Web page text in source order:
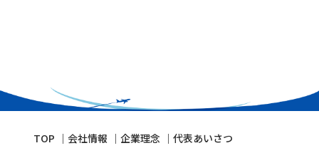
TOP 会社情報 企業理念
代表あいさつ